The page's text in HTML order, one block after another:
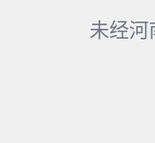
未经河